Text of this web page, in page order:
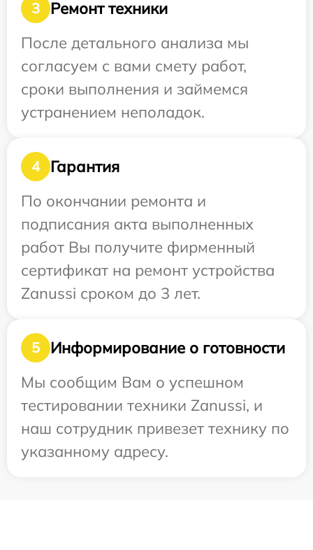
3
Ремонт техники
После детального анализа мы
согласуем с вами смету работ,
сроки выполнения и займемся
устранением неполадок.
4
Гарантия
По окончании ремонта и
подписания акта выполненных
работ Вы получите фирменный
сертификат на ремонт устройства
Zanussi сроком до 3 лет.
5
Информирование о готовности
Мы сообщим Вам о успешном
тестировании техники Zanussi, и
наш сотрудник привезет технику по
указанному адресу.